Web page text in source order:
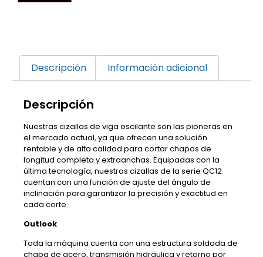
Descripción Información adicional
Descripción
Nuestras cizallas de viga oscilante son las pioneras en
el mercado actual, ya que ofrecen una solución
rentable y de alta calidad para cortar chapas de
longitud completa y extraanchas. Equipadas con la
última tecnología, nuestras cizallas de la serie QC12
cuentan con una función de ajuste del ángulo de
inclinación para garantizar la precisión y exactitud en
cada corte.
Outlook
Toda la máquina cuenta con una estructura soldada de
chapa de acero, transmisión hidráulica y retorno por